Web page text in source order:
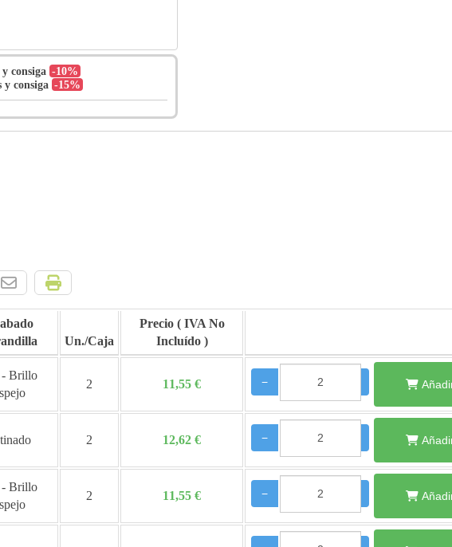
consiga -10%
y consiga -15%
Un./Caja
Precio
Brillo
2 11,55 € −
2 12,62 € −
Brillo
2 11,55 € −